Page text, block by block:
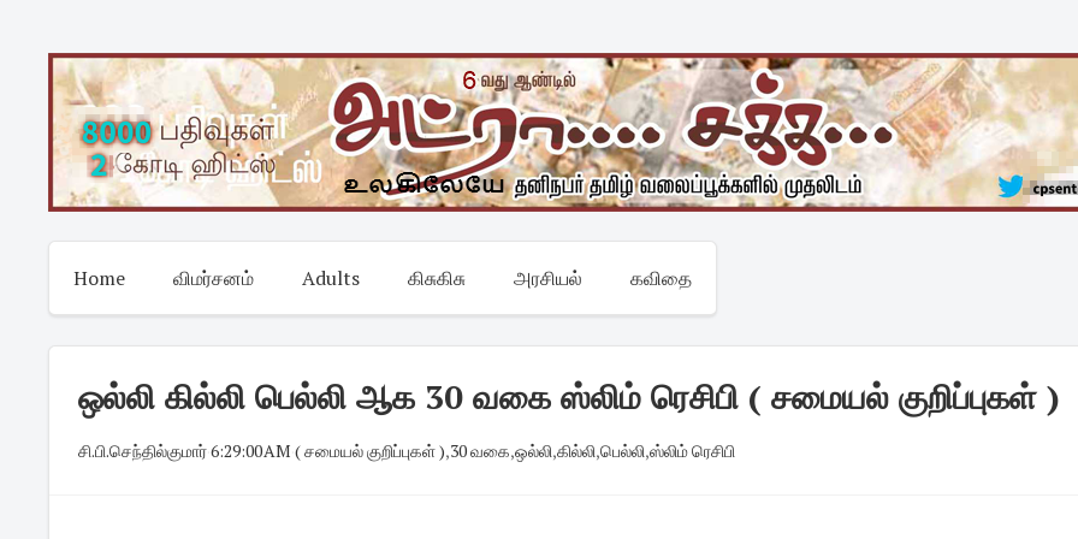
content
Home விமர்சனம் Adults கிசுகிசு அரசியல் கவிதை
ஒல்லி கில்லி பெல்லி ஆக 30 வகை ஸ்லிம் ரெசிபி ( சமையல் குறிப்புகள் )
சி.பி.செந்தில்குமார்·6:29:00 AM ·( சமையல் குறிப்புகள் ),30 வகை,ஒல்லி,கில்லி,பெல்லி,ஸ்லிம் ரெசிபி